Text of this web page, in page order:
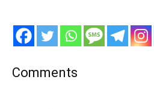
Comments